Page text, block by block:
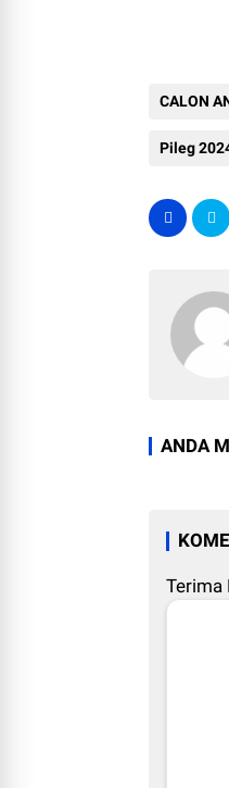
CALON
Pileg
ANDA
Terima